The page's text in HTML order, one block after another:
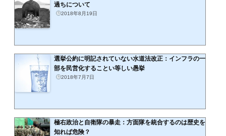
過ちについて
2018年8月19日
選挙公約に明記されていない水道法改正：インフラの一
部を民営化することい等しい愚挙
2018年7月7日
極右政治と自衛隊の暴走：方面隊を統合するのは歴史を
知れば危険？